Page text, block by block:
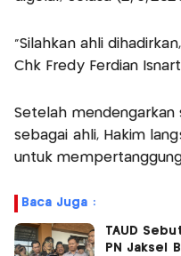
"Silahkan ahli
Chk Fredy Ferdian
Setelah mendengarkan
sebagai ahli, Hakim
untuk
Baca Juga :
TAUD
PN Jaksel